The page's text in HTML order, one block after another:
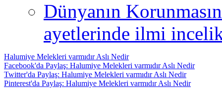
Dünyanın
ayetlerinde ilmi
Halumiye Melekleri varmıdır Aslı Nedir
Facebook'da Paylaş: Halumiye Melekleri varmıdır Aslı Nedir
Twitter'da Paylaş: Halumiye Melekleri varmıdır Aslı Nedir
Pinterest'da Paylaş: Halumiye Melekleri varmıdır Aslı Nedir